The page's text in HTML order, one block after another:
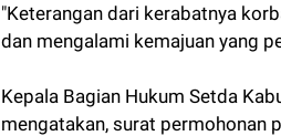
"Keterangan dari kerabatnya
dan mengalami kemajuan yang
Kepala Bagian Hukum Setda
mengatakan, surat permohonan